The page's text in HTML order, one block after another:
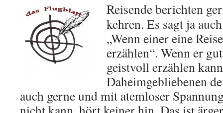
Reisende berichten
kehren. Es sagt ja
„Wenn einer eine
erzählen“. Wenn er
geistvoll erzählen
Daheimgebliebenen
auch gerne und mit atemloser